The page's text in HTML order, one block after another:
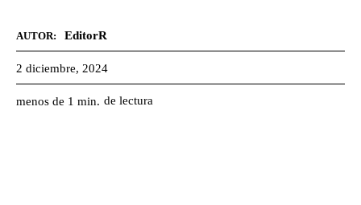
AUTOR: EditorR
2 diciembre, 2024
menos de 1 min. de lectura